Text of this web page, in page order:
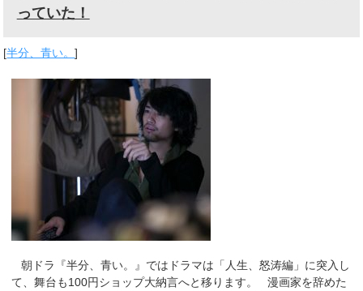
っていた！
[半分、青い。]
朝ドラ『半分、青い。』ではドラマは「人生、怒涛編」に突入し
て、舞台も100円ショップ大納言へと移ります。 漫画家を辞めた